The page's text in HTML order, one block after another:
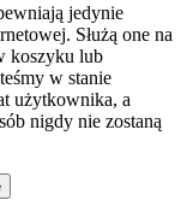
jedynie
Służą one na
koszyku lub
w stanie
użytkownika, a
nigdy nie zostaną